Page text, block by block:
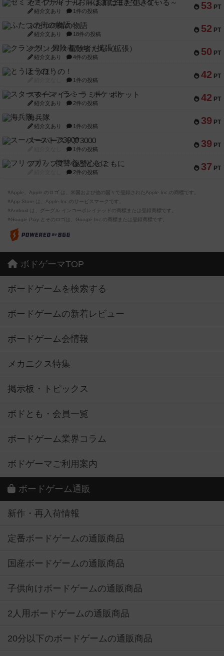
53 PT
セミファイナル ～お前はまだ生きている～
紹介文あり 1件の投稿
52 PT
ふたつの街の物語
紹介文あり 18件の投稿
50 PT
クランク! ：冒険者たち（拡張）
紹介文あり 4件の投稿
42 PT
とうほうの！
1件の投稿
42 PT
スターマイン・ラミー ポケット
紹介文あり 2件の投稿
39 PT
海兵隊
紹介文あり 1件の投稿
39 PT
スーパーストア3000
1件の投稿
37 PT
フリップ７：復讐心とともに
2件の投稿
※Apple、Apple のロゴ は、米国および他の国々で登録されたApple Inc.の商標です。
※App Store は、Apple Inc.のサービスマークです。
※Android は、グーグル インコーポレイテッドの商標または登録商標です。
※Google Play とそのロゴは、Google Inc.の商標または登録商標です。
ボドゲーマTOP
ボードゲームを検索する
ボードゲームの新着レビュー
ボードゲーム会情報
メカニクス特集
掲示板・トピックス
ボドとも・会員一覧
ボードゲーム業界コラム
ボドゲーマご利用案内
ボードゲーム通販
新作・再入荷情報
定番ボードゲームの通販商品
国産ボードゲームの通販商品
子供向けボードゲームの通販商品
2人用ボードゲームの通販商品
20分以下のボードゲームの通販商品